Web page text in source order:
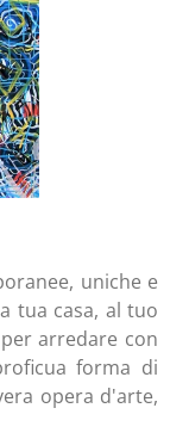
uniche e
tua casa, al tuo
arredare con
forma di
opera d'arte,